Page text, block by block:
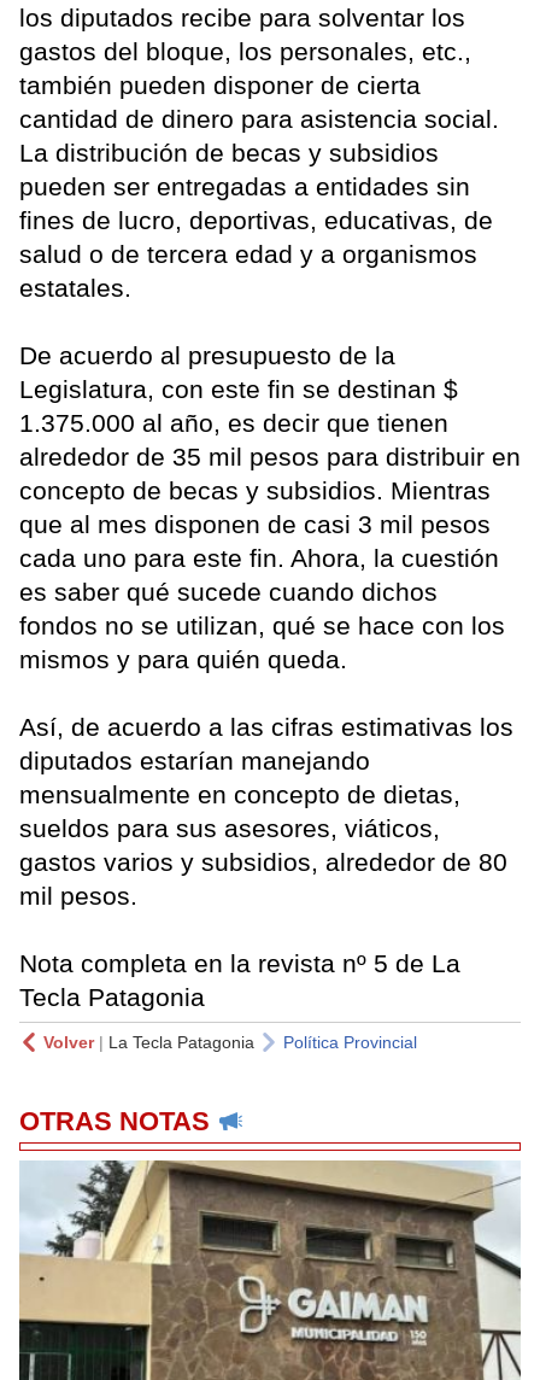
los diputados recibe para solventar los
gastos del bloque, los personales, etc.,
también pueden disponer de cierta
cantidad de dinero para asistencia social.
La distribución de becas y subsidios
pueden ser entregadas a entidades sin
fines de lucro, deportivas, educativas, de
salud o de tercera edad y a organismos
estatales.
De acuerdo al presupuesto de la
Legislatura, con este fin se destinan $
1.375.000 al año, es decir que tienen
alrededor de 35 mil pesos para distribuir en
concepto de becas y subsidios. Mientras
que al mes disponen de casi 3 mil pesos
cada uno para este fin. Ahora, la cuestión
es saber qué sucede cuando dichos
fondos no se utilizan, qué se hace con los
mismos y para quién queda.
Así, de acuerdo a las cifras estimativas los
diputados estarían manejando
mensualmente en concepto de dietas,
sueldos para sus asesores, viáticos,
gastos varios y subsidios, alrededor de 80
mil pesos.
Nota completa en la revista nº 5 de La
Tecla Patagonia
Volver| La Tecla Patagonia Política Provincial
OTRAS NOTAS